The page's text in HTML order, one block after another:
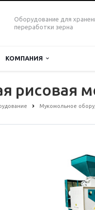
Оборудование для
переработки зерна
КОМПАНИЯ
рисовая
Мукомольное